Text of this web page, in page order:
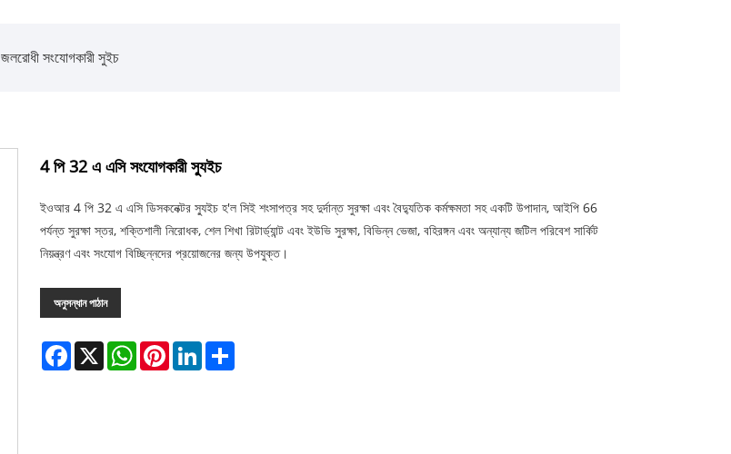
জলরোধী সংযোগকারী সুইচ
4 পি 32 এ এসি সংযোগকারী স্যুইচ
ইওআর 4 পি 32 এ এসি ডিসকনেক্টর স্যুইচ হ'ল সিই শংসাপত্র সহ দুর্দান্ত সুরক্ষা এবং বৈদ্যুতিক কর্মক্ষমতা সহ একটি উপাদান, আইপি 66
পর্যন্ত সুরক্ষা স্তর, শক্তিশালী নিরোধক, শেল শিখা রিটার্ড্যান্ট এবং ইউভি সুরক্ষা, বিভিন্ন ভেজা, বহিরঙ্গন এবং অন্যান্য জটিল পরিবেশ সার্কিট
নিয়ন্ত্রণ এবং সংযোগ বিচ্ছিন্নদের প্রয়োজনের জন্য উপযুক্ত।
অনুসন্ধান পাঠান
Facebook
X WhatsAppPinterestLinkedIn